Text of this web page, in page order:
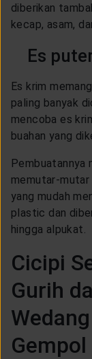
diberikan
kecap, asam,
Es
Es krim
paling banyak
mencoba es
buahan yang
Pembuatannya
memutar-mutar
yang mudah
plastic dan
hingga alpukat.
Cicipi
Gurih
Gempol